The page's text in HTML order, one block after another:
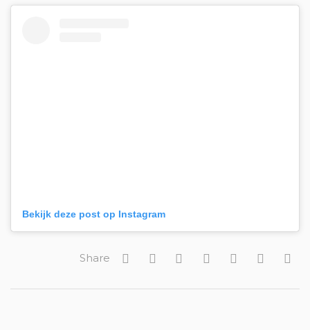
Bekijk deze post op Instagram
Share